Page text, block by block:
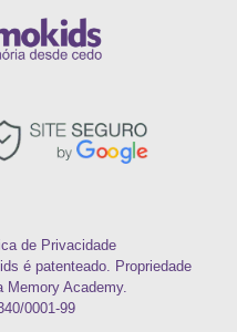
de Privacidade
é patenteado. Propriedade
Memory Academy.
0001-99